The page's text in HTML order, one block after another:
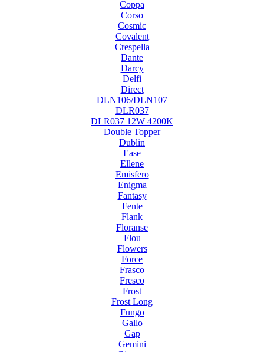
Coppa
Corso
Cosmic
Covalent
Crespella
Dante
Darcy
Delfi
Direct
DLN106/DLN107
DLR037
DLR037 12W 4200K
Double Topper
Dublin
Ease
Ellene
Emisfero
Enigma
Fantasy
Fente
Flank
Floranse
Flou
Flowers
Force
Frasco
Fresco
Frost
Frost Long
Fungo
Gallo
Gap
Gemini